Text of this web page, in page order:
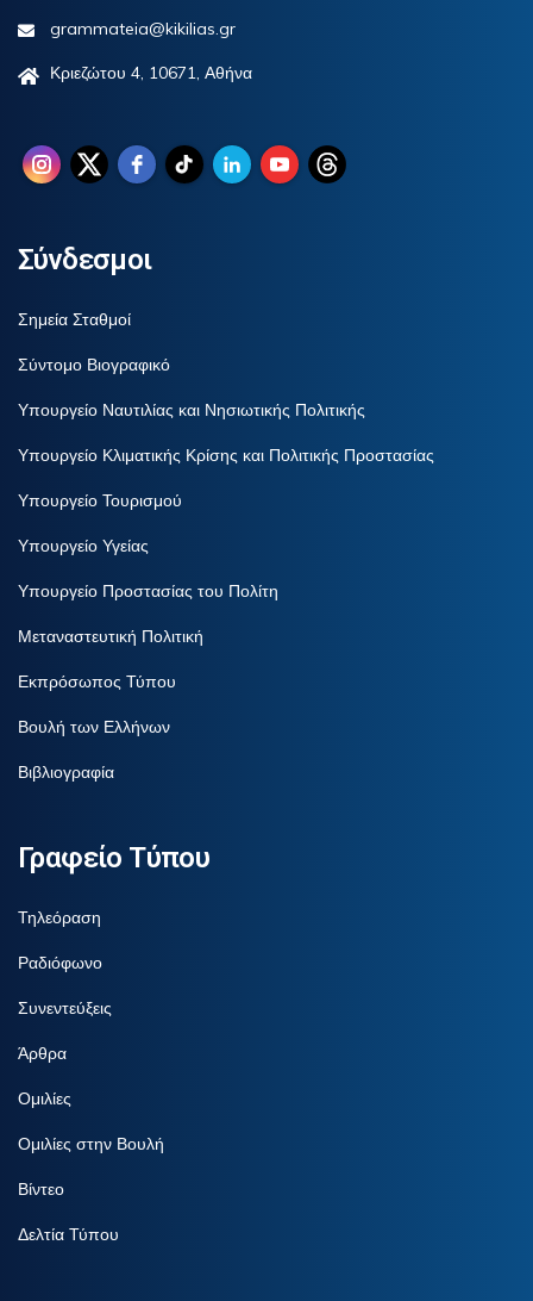
grammateia@kikilias.gr
Κριεζώτου 4, 10671, Αθήνα
Σύνδεσμοι
Σημεία Σταθμοί
Σύντομο Βιογραφικό
Υπουργείο Ναυτιλίας και Νησιωτικής Πολιτικής
Υπουργείο Κλιματικής Κρίσης και Πολιτικής Προστασίας
Υπουργείο Τουρισμού
Υπουργείο Υγείας
Υπουργείο Προστασίας του Πολίτη
Μεταναστευτική Πολιτική
Εκπρόσωπος Τύπου
Βουλή των Ελλήνων
Βιβλιογραφία
Γραφείο Τύπου
Τηλεόραση
Ραδιόφωνο
Συνεντεύξεις
Άρθρα
Ομιλίες
Ομιλίες στην Βουλή
Βίντεο
Δελτία Τύπου